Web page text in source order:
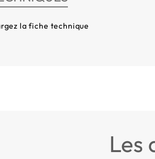
la fiche technique
les